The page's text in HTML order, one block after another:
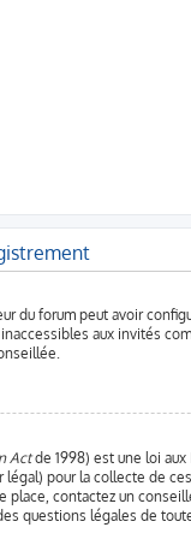
du forum peut avoir
aux invités
Actde 1998) est une loi
pour la collecte de
place, contactez un
questions légales de